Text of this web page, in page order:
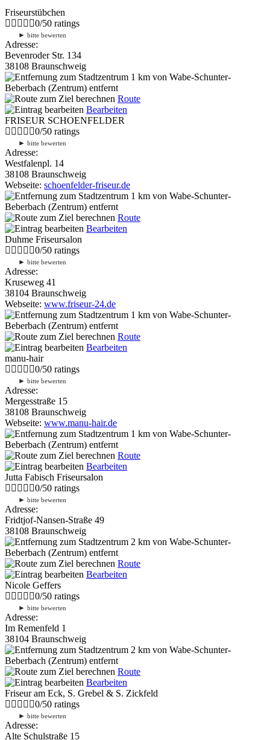
Friseurstübchen
0/50 ratings
► bitte bewerten
Adresse:
Bevenroder Str. 134
38108 Braunschweig
1 km von Wabe-Schunter-
Beberbach (Zentrum) entfernt
Route
Bearbeiten
FRISEUR SCHOENFELDER
0/50 ratings
► bitte bewerten
Adresse:
Westfalenpl. 14
38108 Braunschweig
Webseite: schoenfelder-friseur.de
1 km von Wabe-Schunter-
Beberbach (Zentrum) entfernt
Route
Bearbeiten
Duhme Friseursalon
0/50 ratings
► bitte bewerten
Adresse:
Kruseweg 41
38104 Braunschweig
Webseite: www.friseur-24.de
1 km von Wabe-Schunter-
Beberbach (Zentrum) entfernt
Route
Bearbeiten
manu-hair
0/50 ratings
► bitte bewerten
Adresse:
Mergesstraße 15
38108 Braunschweig
Webseite: www.manu-hair.de
1 km von Wabe-Schunter-
Beberbach (Zentrum) entfernt
Route
Bearbeiten
Jutta Fabisch Friseursalon
0/50 ratings
► bitte bewerten
Adresse:
Fridtjof-Nansen-Straße 49
38108 Braunschweig
2 km von Wabe-Schunter-
Beberbach (Zentrum) entfernt
Route
Bearbeiten
Nicole Geffers
0/50 ratings
► bitte bewerten
Adresse:
Im Remenfeld 1
38104 Braunschweig
2 km von Wabe-Schunter-
Beberbach (Zentrum) entfernt
Route
Bearbeiten
Friseur am Eck, S. Grebel & S. Zickfeld
0/50 ratings
► bitte bewerten
Adresse:
Alte Schulstraße 15